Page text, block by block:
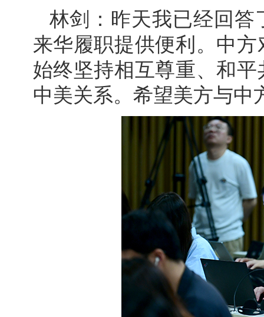
林剑：昨天我已经回答
来华履职提供便利。中
始终坚持相互尊重、和
中美关系。希望美方与中